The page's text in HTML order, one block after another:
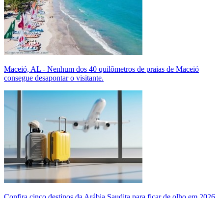
Maceió, AL - Nenhum dos 40 quilômetros de praias de Maceió
consegue desapontar o visitante.